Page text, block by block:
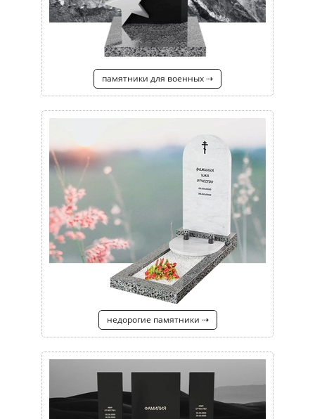
памятники для военных ⇢
недорогие памятники ⇢